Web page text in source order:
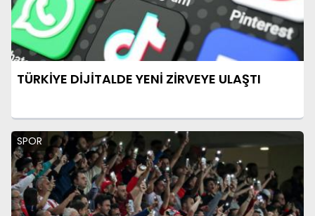
TÜRKİYE DİJİTALDE YENİ ZİRVEYE ULAŞTI
SPOR